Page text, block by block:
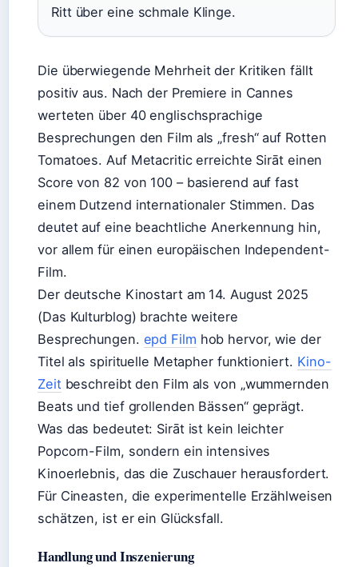
Ritt über eine schmale Klinge.
Die überwiegende Mehrheit der Kritiken fällt
positiv aus. Nach der Premiere in Cannes
werteten über 40 englischsprachige
Besprechungen den Film als „fresh“ auf Rotten
Tomatoes. Auf Metacritic erreichte Sirāt einen
Score von 82 von 100 – basierend auf fast
einem Dutzend internationaler Stimmen. Das
deutet auf eine beachtliche Anerkennung hin,
vor allem für einen europäischen Independent-
Film.
Der deutsche Kinostart am 14. August 2025
(Das Kulturblog) brachte weitere
Besprechungen. epd Film hob hervor, wie der
Titel als spirituelle Metapher funktioniert. Kino-
Zeitbeschreibt den Film als von „wummernden
Beats und tief grollenden Bässen“ geprägt.
Was das bedeutet: Sirāt ist kein leichter
Popcorn-Film, sondern ein intensives
Kinoerlebnis, das die Zuschauer herausfordert.
Für Cineasten, die experimentelle Erzählweisen
schätzen, ist er ein Glücksfall.
Handlung und Inszenierung